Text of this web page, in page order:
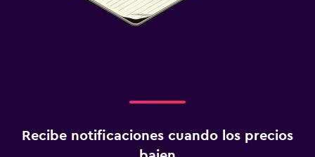
Recibe notificaciones cuando los precios